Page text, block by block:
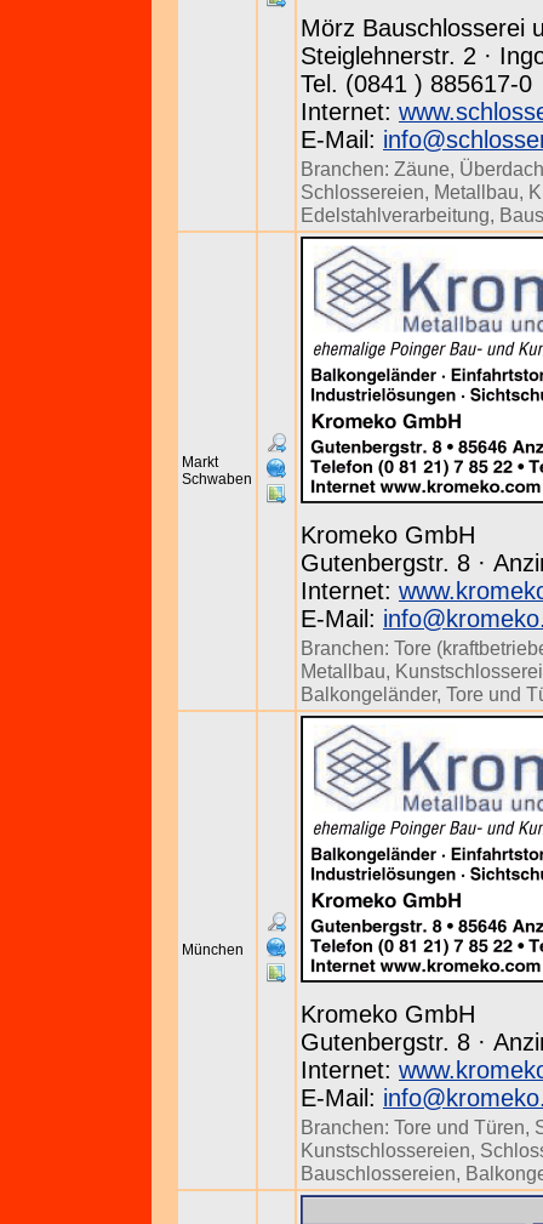
Mörz Bauschlosserei
Steiglehnerstr. 2 ·
Tel. (0841 ) 885617-0
Internet:
E-Mail:
Branchen: Zäune,
Schlossereien, Metallbau,
Edelstahlverarbeitung,
Markt
Schwaben
Kromeko GmbH
Gutenbergstr. 8 ·
Internet:
E-Mail:
Branchen: Tore
Metallbau,
Balkongeländer, Tore und
München
Kromeko GmbH
Gutenbergstr. 8 ·
Internet:
E-Mail:
Branchen: Tore und Türen,
Kunstschlossereien,
Bauschlossereien,